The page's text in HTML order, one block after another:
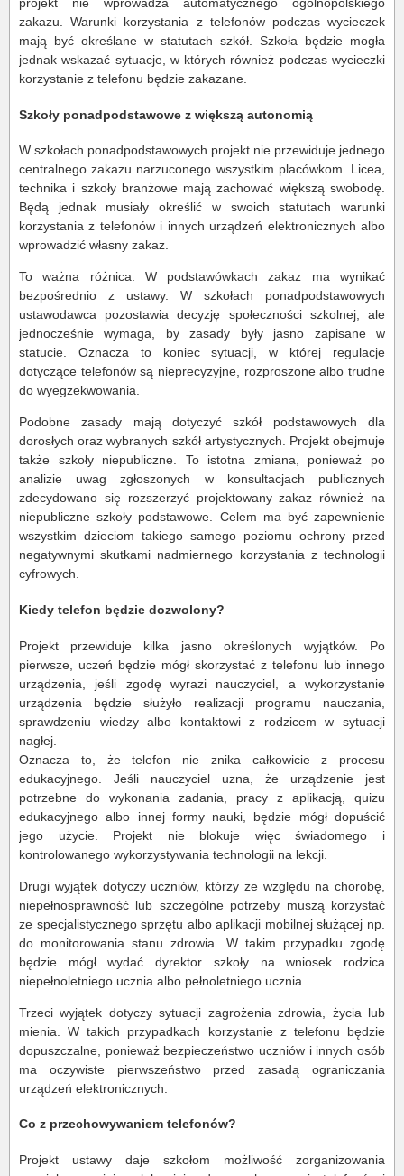
zakazu. Warunki korzystania z telefonów podczas wycieczek
mają być określane w statutach szkół. Szkoła będzie mogła
jednak wskazać sytuacje, w których również podczas wycieczki
korzystanie z telefonu będzie zakazane.
Szkoły ponadpodstawowe z większą autonomią
W szkołach ponadpodstawowych projekt nie przewiduje jednego
centralnego zakazu narzuconego wszystkim placówkom. Licea,
technika i szkoły branżowe mają zachować większą swobodę.
Będą jednak musiały określić w swoich statutach warunki
korzystania z telefonów i innych urządzeń elektronicznych albo
wprowadzić własny zakaz.
To ważna różnica. W podstawówkach zakaz ma wynikać
bezpośrednio z ustawy. W szkołach ponadpodstawowych
ustawodawca pozostawia decyzję społeczności szkolnej, ale
jednocześnie wymaga, by zasady były jasno zapisane w
statucie. Oznacza to koniec sytuacji, w której regulacje
dotyczące telefonów są nieprecyzyjne, rozproszone albo trudne
do wyegzekwowania.
Podobne zasady mają dotyczyć szkół podstawowych dla
dorosłych oraz wybranych szkół artystycznych. Projekt obejmuje
także szkoły niepubliczne. To istotna zmiana, ponieważ po
analizie uwag zgłoszonych w konsultacjach publicznych
zdecydowano się rozszerzyć projektowany zakaz również na
niepubliczne szkoły podstawowe. Celem ma być zapewnienie
wszystkim dzieciom takiego samego poziomu ochrony przed
negatywnymi skutkami nadmiernego korzystania z technologii
cyfrowych.
Kiedy telefon będzie dozwolony?
Projekt przewiduje kilka jasno określonych wyjątków. Po
pierwsze, uczeń będzie mógł skorzystać z telefonu lub innego
urządzenia, jeśli zgodę wyrazi nauczyciel, a wykorzystanie
urządzenia będzie służyło realizacji programu nauczania,
sprawdzeniu wiedzy albo kontaktowi z rodzicem w sytuacji
nagłej.
Oznacza to, że telefon nie znika całkowicie z procesu
edukacyjnego. Jeśli nauczyciel uzna, że urządzenie jest
potrzebne do wykonania zadania, pracy z aplikacją, quizu
edukacyjnego albo innej formy nauki, będzie mógł dopuścić
jego użycie. Projekt nie blokuje więc świadomego i
kontrolowanego wykorzystywania technologii na lekcji.
Drugi wyjątek dotyczy uczniów, którzy ze względu na chorobę,
niepełnosprawność lub szczególne potrzeby muszą korzystać
ze specjalistycznego sprzętu albo aplikacji mobilnej służącej np.
do monitorowania stanu zdrowia. W takim przypadku zgodę
będzie mógł wydać dyrektor szkoły na wniosek rodzica
niepełnoletniego ucznia albo pełnoletniego ucznia.
Trzeci wyjątek dotyczy sytuacji zagrożenia zdrowia, życia lub
mienia. W takich przypadkach korzystanie z telefonu będzie
dopuszczalne, ponieważ bezpieczeństwo uczniów i innych osób
ma oczywiste pierwszeństwo przed zasadą ograniczania
urządzeń elektronicznych.
Co z przechowywaniem telefonów?
Projekt ustawy daje szkołom możliwość zorganizowania